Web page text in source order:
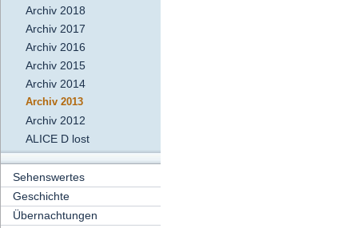
Archiv 2018
Archiv 2017
Archiv 2016
Archiv 2015
Archiv 2014
Archiv 2013
Archiv 2012
ALICE D lost
Sehenswertes
Geschichte
Übernachtungen